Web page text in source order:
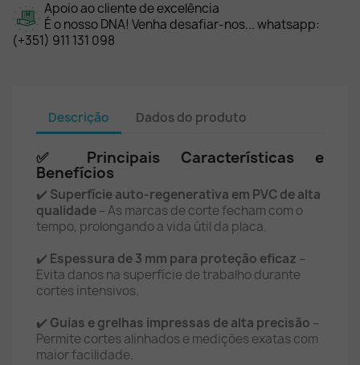
Apoio ao cliente de excelência
É o nosso DNA! Venha desafiar-nos... whatsapp:
(+351) 911 131 098
Descrição Dados do produto
✅ Principais Características e
Benefícios
✔️ Superfície auto-regenerativa em PVC de alta
qualidade– As marcas de corte fecham com o
tempo, prolongando a vida útil da placa.
✔️ Espessura de 3 mm para proteção eficaz –
Evita danos na superfície de trabalho durante
cortes intensivos.
✔️ Guias e grelhas impressas de alta precisão –
Permite cortes alinhados e medições exatas com
maior facilidade.